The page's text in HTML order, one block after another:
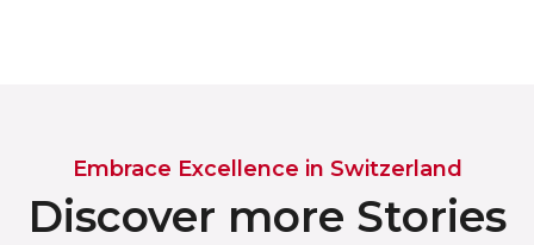
Embrace Excellence in Switzerland
Discover more Stories